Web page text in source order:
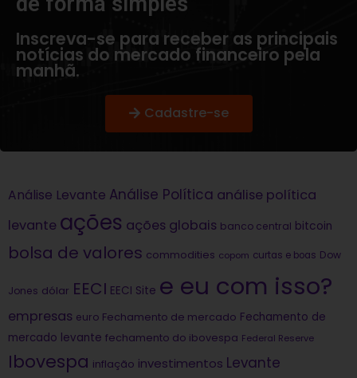
Inscreva-se para receber as principais
notícias do mercado financeiro pela
manhã.
Cadastre-se
Análise Levante Análise Política análise política
levante ações ações globais banco central bitcoin
bolsa de valores commodities copom curtas e boas Dow
Jones dólar EECI EECI Site e eu com isso?
empresas euro Fechamento de mercado Fechamento de
mercado levante fechamento do ibovespa Federal Reserve
Ibovespa inflação investimentos Levante